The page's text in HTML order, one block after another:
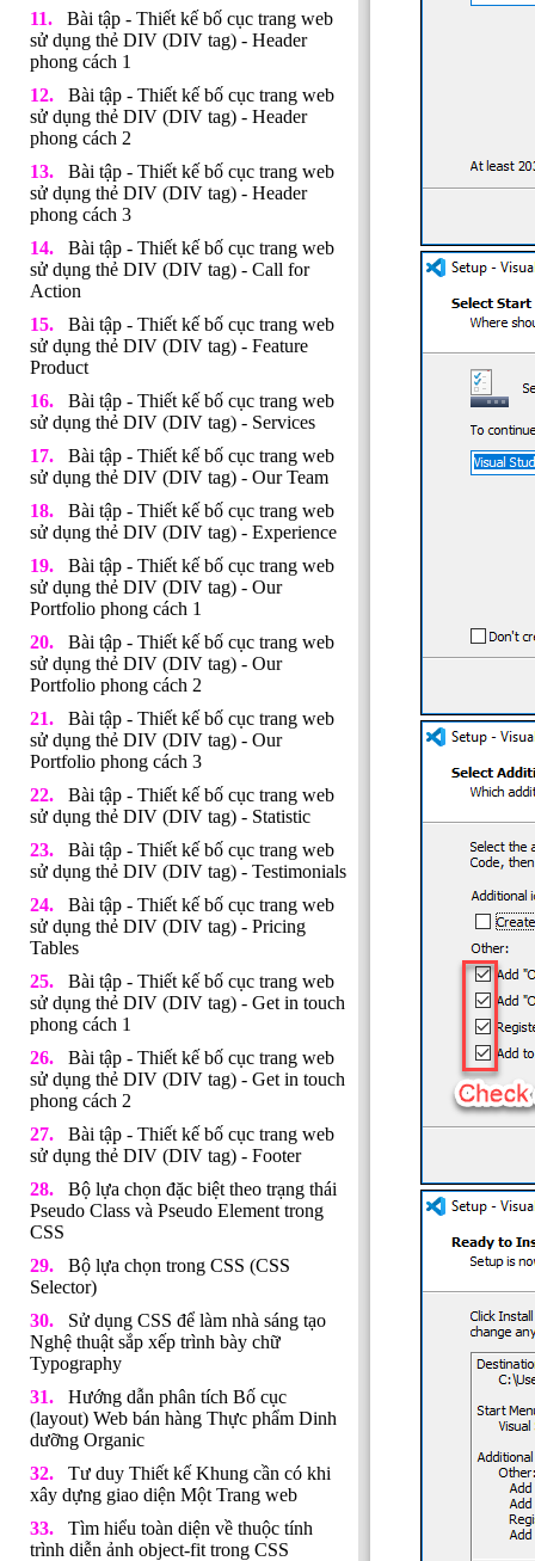
Bài tập - Thiết kế bố cục trang web
sử dụng thẻ DIV (DIV tag) - Header
phong cách 1
Bài tập - Thiết kế bố cục trang web
sử dụng thẻ DIV (DIV tag) - Header
phong cách 2
Bài tập - Thiết kế bố cục trang web
sử dụng thẻ DIV (DIV tag) - Header
phong cách 3
Bài tập - Thiết kế bố cục trang web
sử dụng thẻ DIV (DIV tag) - Call for
Action
Bài tập - Thiết kế bố cục trang web
sử dụng thẻ DIV (DIV tag) - Feature
Product
Bài tập - Thiết kế bố cục trang web
sử dụng thẻ DIV (DIV tag) - Services
Bài tập - Thiết kế bố cục trang web
sử dụng thẻ DIV (DIV tag) - Our Team
Bài tập - Thiết kế bố cục trang web
sử dụng thẻ DIV (DIV tag) - Experience
Bài tập - Thiết kế bố cục trang web
sử dụng thẻ DIV (DIV tag) - Our
Portfolio phong cách 1
Bài tập - Thiết kế bố cục trang web
sử dụng thẻ DIV (DIV tag) - Our
Portfolio phong cách 2
Bài tập - Thiết kế bố cục trang web
sử dụng thẻ DIV (DIV tag) - Our
Portfolio phong cách 3
Bài tập - Thiết kế bố cục trang web
sử dụng thẻ DIV (DIV tag) - Statistic
Bài tập - Thiết kế bố cục trang web
sử dụng thẻ DIV (DIV tag) - Testimonials
Bài tập - Thiết kế bố cục trang web
sử dụng thẻ DIV (DIV tag) - Pricing
Tables
Bài tập - Thiết kế bố cục trang web
sử dụng thẻ DIV (DIV tag) - Get in touch
phong cách 1
Bài tập - Thiết kế bố cục trang web
sử dụng thẻ DIV (DIV tag) - Get in touch
phong cách 2
Bài tập - Thiết kế bố cục trang web
sử dụng thẻ DIV (DIV tag) - Footer
Bộ lựa chọn đặc biệt theo trạng thái
Pseudo Class và Pseudo Element trong
CSS
Bộ lựa chọn trong CSS (CSS
Selector)
Sử dụng CSS để làm nhà sáng tạo
Nghệ thuật sắp xếp trình bày chữ
Typography
Hướng dẫn phân tích Bố cục
(layout) Web bán hàng Thực phẩm Dinh
dưỡng Organic
Tư duy Thiết kế Khung cần có khi
xây dựng giao diện Một Trang web
Tìm hiểu toàn diện về thuộc tính
trình diễn ảnh object-fit trong CSS